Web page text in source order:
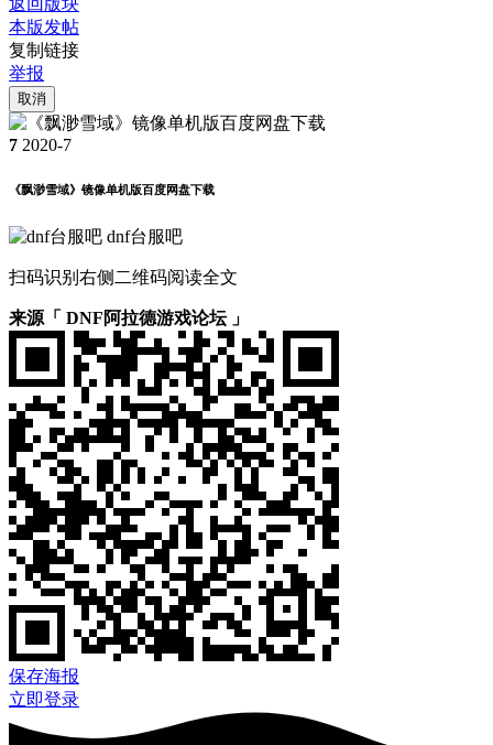
返回版块
本版发帖
复制链接
举报
取消
7 2020-7
《飘渺雪域》镜像单机版百度网盘下载
dnf台服吧
扫码识别右侧二维码阅读全文
来源「 DNF阿拉德游戏论坛 」
保存海报
立即登录